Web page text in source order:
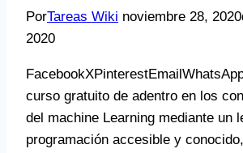
PorTareas Wiki noviembre 28, 2020
2020
curso gratuito de adentro en los
del machine Learning mediante un
programación accesible y